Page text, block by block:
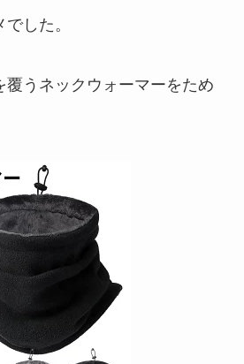
した。
覆うネックウォーマーをため